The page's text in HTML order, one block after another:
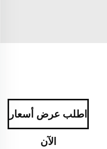
اطلب عرض أسعار
الآن